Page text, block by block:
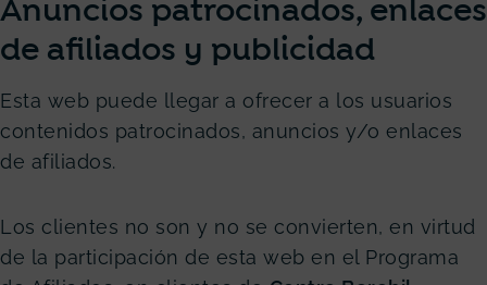
Anuncios patrocinados, enlaces
de afiliados y publicidad
Esta web puede llegar a ofrecer a los usuarios
contenidos patrocinados, anuncios y/o enlaces
de afiliados.
Los clientes no son y no se convierten, en virtud
de la participación de esta web en el Programa